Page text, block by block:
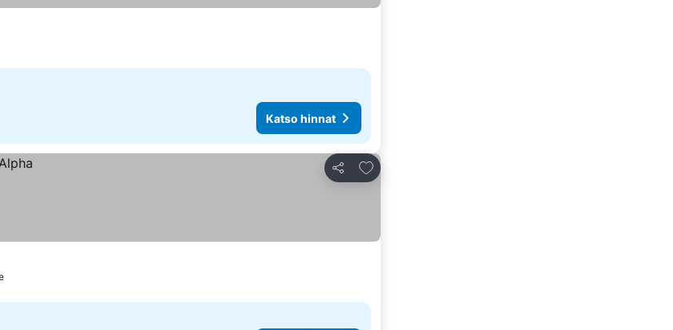
Katso hinnat
Jaa
Lisää suosikkeihin